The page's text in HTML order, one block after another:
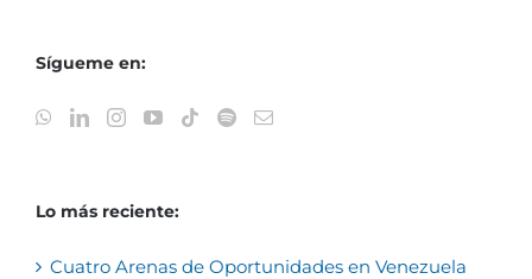
Sígueme en:
Lo más reciente:
Cuatro Arenas de Oportunidades en Venezuela